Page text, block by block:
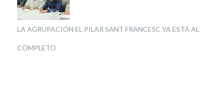
LA AGRUPACIÓN EL PILAR SANT FRANCESC YA ESTÁ AL
COMPLETO